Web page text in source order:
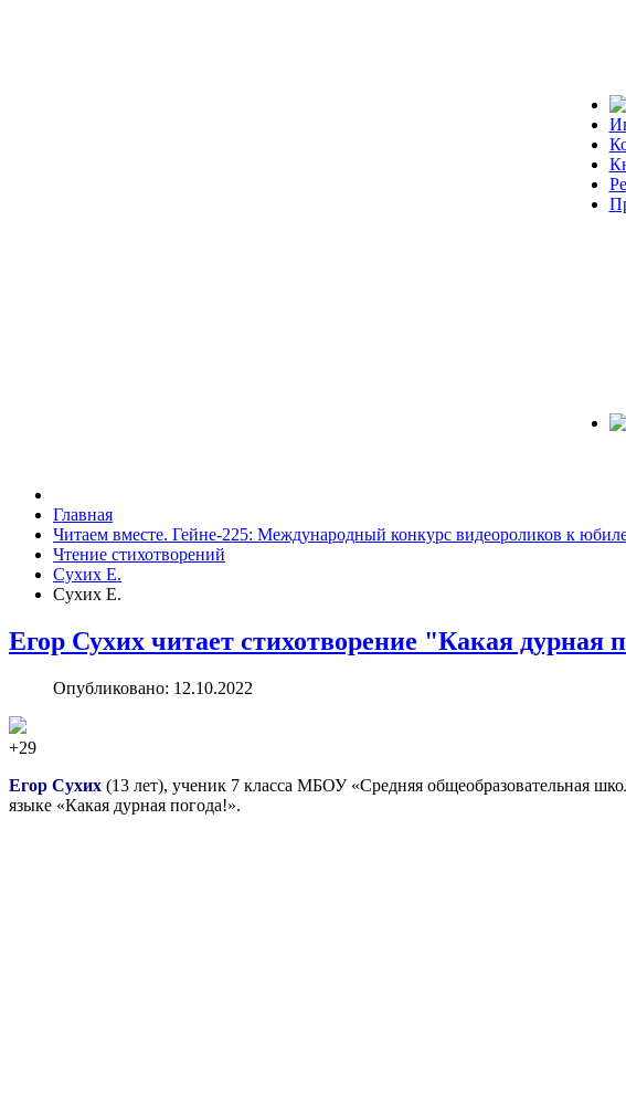
Главная
Читаем вместе. Гейне-225: Международный конкурс видеороликов к
Чтение стихотворений
Сухих Е.
Сухих Е.
Егор Сухих читает стихотворение "Какая дурная
Опубликовано: 12.10.2022
+29
Егор Сухих (13 лет), ученик 7 класса МБОУ «Средняя общеобразовательная
языке «Какая дурная погода!».